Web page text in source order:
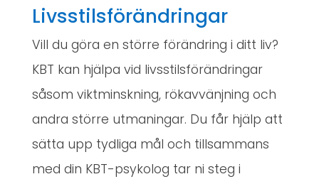
Livsstilsförändringar
Vill du göra en större förändring i ditt liv?
KBT kan hjälpa vid livsstilsförändringar
såsom viktminskning, rökavvänjning och
andra större utmaningar. Du får hjälp att
sätta upp tydliga mål och tillsammans
med din KBT-psykolog tar ni steg i